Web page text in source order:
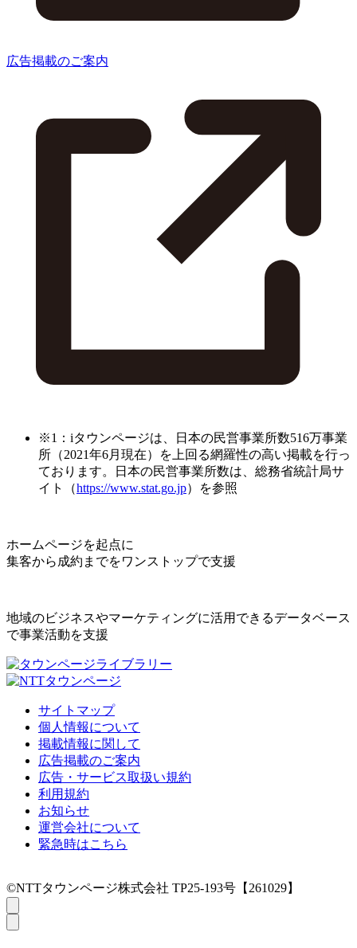
広告掲載のご案内
※1：iタウンページは、日本の民営事業所数516万事業
所（2021年6月現在）を上回る網羅性の高い掲載を行っ
ております。日本の民営事業所数は、総務省統計局サ
イト（https://www.stat.go.jp）を参照
ホームページを起点に
集客から成約までをワンストップで支援
地域のビジネスやマーケティングに活用できるデータベース
で事業活動を支援
サイトマップ
個人情報について
掲載情報に関して
広告掲載のご案内
広告・サービス取扱い規約
利用規約
お知らせ
運営会社について
緊急時はこちら
©NTTタウンページ株式会社 TP25-193号【261029】